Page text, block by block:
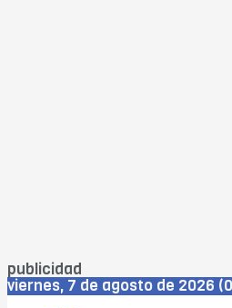
publicidad
viernes, 7 de agosto de 2026